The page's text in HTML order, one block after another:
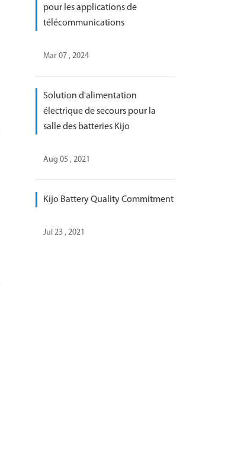
pour les applications de
télécommunications
Mar 07 , 2024
Solution d'alimentation
électrique de secours pour la
salle des batteries Kijo
Aug 05 , 2021
Kijo Battery Quality Commitment
Jul 23 , 2021